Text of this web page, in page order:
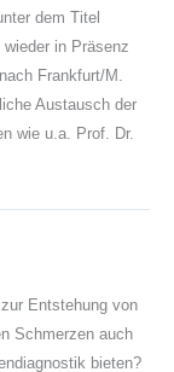
dem Titel
in Präsenz
Frankfurt/M.
Austausch der
wie u.a. Prof. Dr.
Entstehung von
Schmerzen auch
bieten?